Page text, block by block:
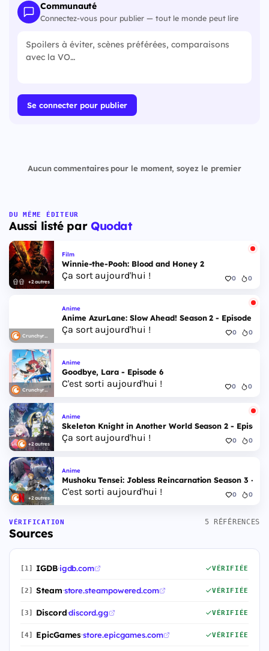
Communauté
Connectez-vous pour publier — tout le monde peut lire
Se connecter pour publier
Aucun commentaires pour le moment, soyez le premier
DU MÊME ÉDITEUR
Aussi listé par Quodat
+2 autres
Film
Winnie-the-Pooh: Blood and Honey 2
Ça sort aujourd'hui ! 0 0
Crunchyroll
Anime
Anime AzurLane: Slow Ahead! Season 2 - Episode 6
Ça sort aujourd'hui ! 0 0
Crunchyroll
Anime
Goodbye, Lara - Episode 6
C'est sorti aujourd'hui ! 0 0
+2 autres
Anime
Skeleton Knight in Another World Season 2 - Episode
Ça sort aujourd'hui ! 0 0
+2 autres
Anime
Mushoku Tensei: Jobless Reincarnation Season 3 -
C'est sorti aujourd'hui ! 0 0
VÉRIFICATION
Sources
5 RÉFÉRENCES
[1] IGDB·igdb.com VÉRIFIÉE
[2] Steam·store.steampowered.com VÉRIFIÉE
[3] Discord·discord.gg VÉRIFIÉE
[4] EpicGames·store.epicgames.com VÉRIFIÉE